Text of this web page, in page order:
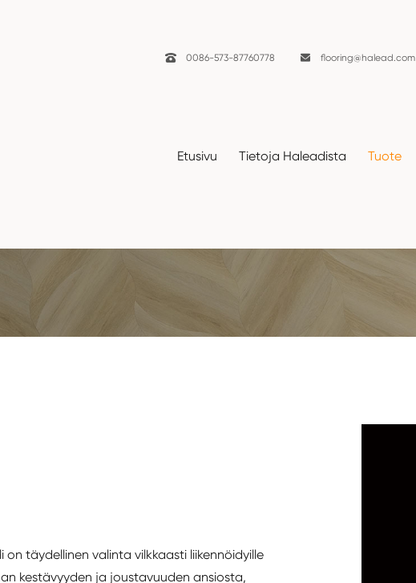
 0086-573-87760778  flooring@halead.com
Etusivu Tietoja Haleadista Tuote
on täydellinen valinta vilkkaasti liikennöidyille
kestävyyden ja joustavuuden ansiosta,